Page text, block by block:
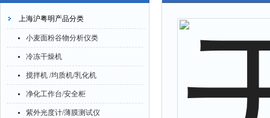
上海沪粤明产品分类
小麦面粉谷物分析仪类
冷冻干燥机
搅拌机 /均质机/乳化机
净化工作台/安全柜
紫外光度计/薄膜测试仪